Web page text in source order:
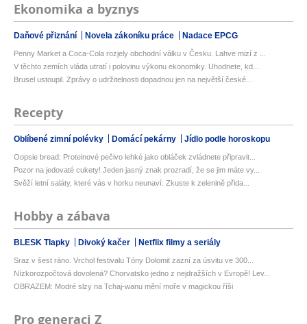
Ekonomika a byznys
Daňové přiznání Novela zákoníku práce Nadace EPCG
Penny Market a Coca-Cola rozjely obchodní válku v Česku. Lahve mizí z ...
V těchto zemích vláda utratí i polovinu výkonu ekonomiky. Uhodnete, kd...
Brusel ustoupil. Zprávy o udržitelnosti dopadnou jen na největší české...
Recepty
Oblíbené zimní polévky Domácí pekárny Jídlo podle horoskopu
Oopsie bread: Proteinové pečivo lehké jako obláček zvládnete připravit...
Pozor na jedovaté cukety! Jeden jasný znak prozradí, že se jim máte vy...
Svěží letní saláty, které vás v horku neunaví: Zkuste k zelenině přida...
Hobby a zábava
BLESK Tlapky Divoký kačer Netflix filmy a seriály
Sraz v šest ráno. Vrchol festivalu Tóny Dolomit zazní za úsvitu ve 300...
Nízkorozpočtová dovolená? Chorvatsko jedno z nejdražších v Evropě! Lev...
OBRAZEM: Modré slzy na Tchaj-wanu mění moře v magickou říši
Pro generaci Z